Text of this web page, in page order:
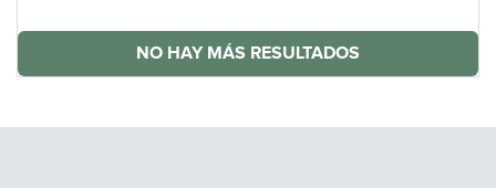
NO HAY MÁS RESULTADOS